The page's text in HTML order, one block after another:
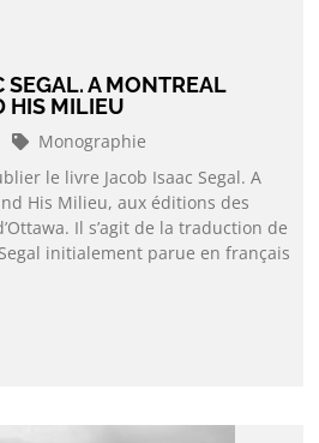
SEGAL. A MONTREAL
HIS MILIEU
Monographie
le livre Jacob Isaac Segal. A
His Milieu, aux éditions des
Il s’agit de la traduction de
initialement parue en français